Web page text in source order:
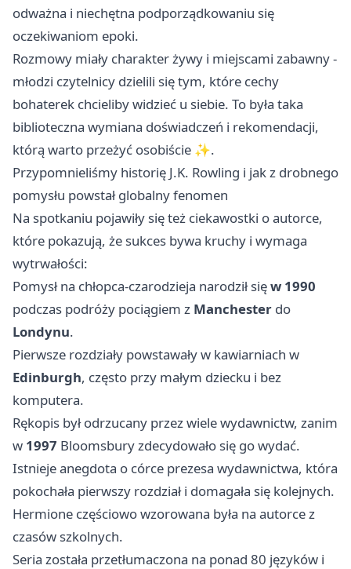
odważna i niechętna podporządkowaniu się
oczekiwaniom epoki.
Rozmowy miały charakter żywy i miejscami zabawny -
młodzi czytelnicy dzielili się tym, które cechy
bohaterek chcieliby widzieć u siebie. To była taka
biblioteczna wymiana doświadczeń i rekomendacji,
którą warto przeżyć osobiście ✨.
Przypomnieliśmy historię J.K. Rowling i jak z drobnego
pomysłu powstał globalny fenomen
Na spotkaniu pojawiły się też ciekawostki o autorce,
które pokazują, że sukces bywa kruchy i wymaga
wytrwałości:
Pomysł na chłopca-czarodzieja narodził sięw 1990
podczas podróży pociągiem z Manchester do
Londynu.
Pierwsze rozdziały powstawały w kawiarniach w
Edinburgh, często przy małym dziecku i bez
komputera.
Rękopis był odrzucany przez wiele wydawnictw, zanim
w 1997 Bloomsbury zdecydowało się go wydać.
Istnieje anegdota o córce prezesa wydawnictwa, która
pokochała pierwszy rozdział i domagała się kolejnych.
Hermione częściowo wzorowana była na autorce z
czasów szkolnych.
Seria została przetłumaczona na ponad 80 języków i